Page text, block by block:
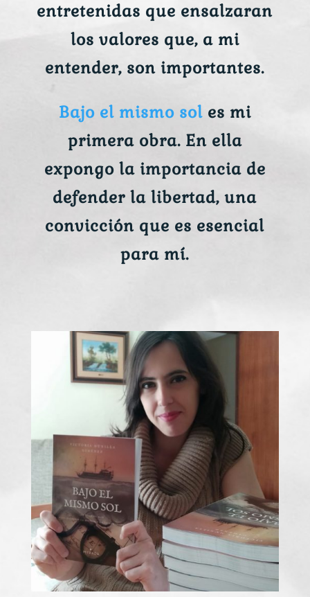
entretenidas que ensalzaran
los valores que, a mi
entender, son importantes.
Bajo el mismo soles mi
primera obra. En ella
expongo la importancia de
defender la libertad, una
convicción que es esencial
para mí.